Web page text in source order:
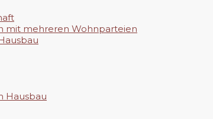
mit mehreren Wohnparteien
Hausbau